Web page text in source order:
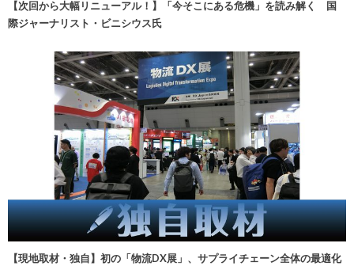
【次回から大幅リニューアル！】「今そこにある危機」を読み解く 国
際ジャーナリスト・ビニシウス氏
【現地取材・独自】初の「物流DX展」、サプライチェーン全体の最適化